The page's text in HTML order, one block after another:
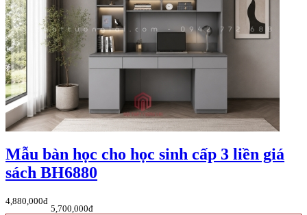
Mẫu bàn học cho học sinh cấp 3 liền giá
sách BH6880
4,880,000đ
5,700,000đ